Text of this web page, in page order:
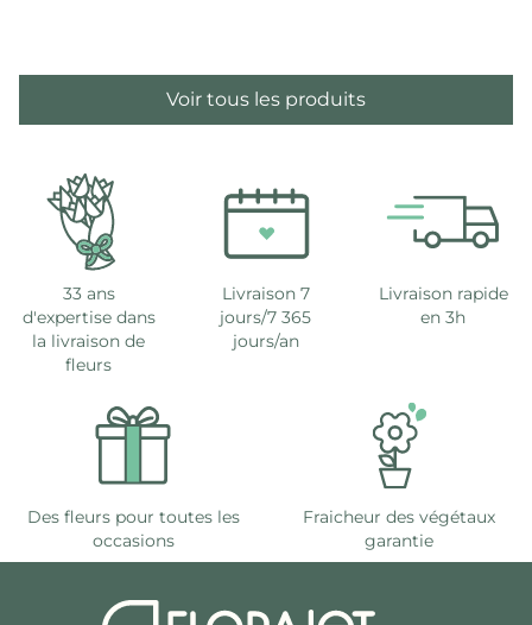
Voir tous les produits
33 ans
d'expertise dans
la livraison de
fleurs
Livraison 7
jours/7 365
jours/an
Livraison rapide
en 3h
Des fleurs pour toutes les
occasions
Fraicheur des végétaux
garantie